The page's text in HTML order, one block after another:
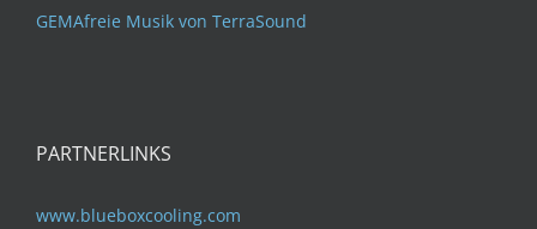
GEMAfreie Musik von TerraSound
PARTNERLINKS
www.blueboxcooling.com